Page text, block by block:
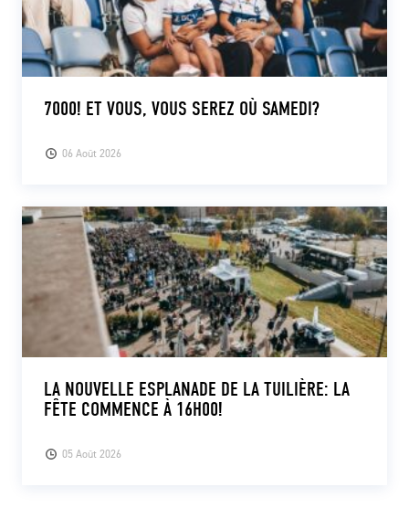
06 Août 2026
7000! ET VOUS, VOUS SEREZ OÙ SAMEDI?
05 Août 2026
LA NOUVELLE ESPLANADE DE LA TUILIÈRE: LA
FÊTE COMMENCE À 16H00!